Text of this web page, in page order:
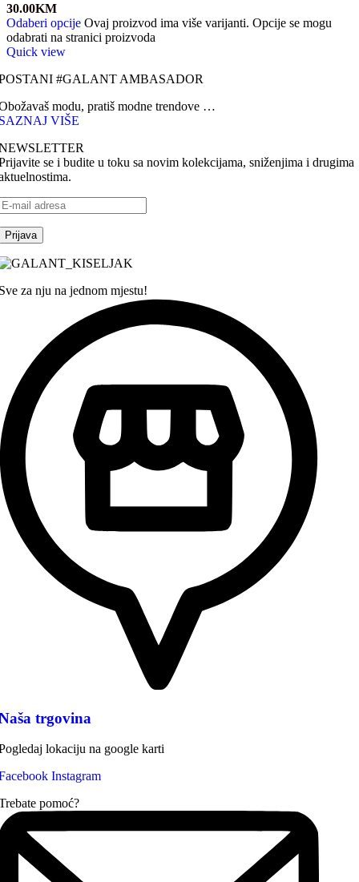
30.00KM
Odaberi opcije Ovaj proizvod ima više varijanti. Opcije se mogu
odabrati na stranici proizvoda
Quick view
#GALANT AMBASADOR
modu, pratiš modne trendove …
VIŠE
se i budite u toku sa novim kolekcijama, sniženjima i drugima
za nju na jednom mjestu!
trgovina
lokaciju na google karti
Instagram
pomoć?